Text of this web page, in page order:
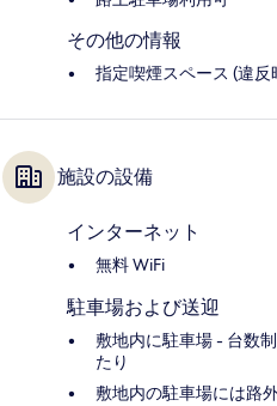
その他の情報
指定喫煙スペース (違反
施設の設備
インターネット
無料 WiFi
駐車場および送迎
敷地内に駐車場 - 台数
たり
敷地内の駐車場には路